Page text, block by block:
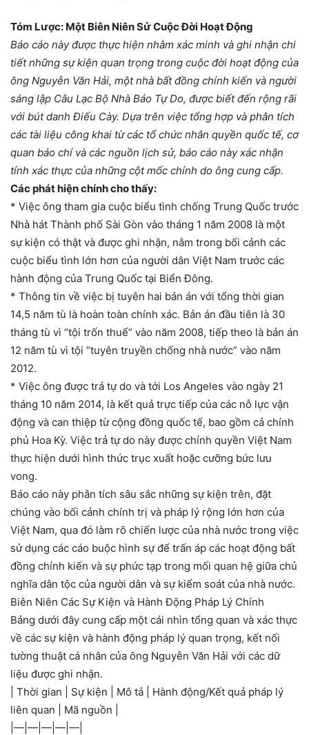
Tóm Lược: Một Biên Niên Sử Cuộc Đời Hoạt Động
Báo cáo này được thực hiện nhằm xác minh và ghi nhận chi
tiết những sự kiện quan trọng trong cuộc đời hoạt động của
ông Nguyễn Văn Hải, một nhà bất đồng chính kiến và người
sáng lập Câu Lạc Bộ Nhà Báo Tự Do, được biết đến rộng rãi
với bút danh Điếu Cày. Dựa trên việc tổng hợp và phân tích
các tài liệu công khai từ các tổ chức nhân quyền quốc tế, cơ
quan báo chí và các nguồn lịch sử, báo cáo này xác nhận
tính xác thực của những cột mốc chính do ông cung cấp.
Các phát hiện chính cho thấy:
* Việc ông tham gia cuộc biểu tình chống Trung Quốc trước
Nhà hát Thành phố Sài Gòn vào tháng 1 năm 2008 là một
sự kiện có thật và được ghi nhận, nằm trong bối cảnh các
cuộc biểu tình lớn hơn của người dân Việt Nam trước các
hành động của Trung Quốc tại Biển Đông.
* Thông tin về việc bị tuyên hai bản án với tổng thời gian
14,5 năm tù là hoàn toàn chính xác. Bản án đầu tiên là 30
tháng tù vì “tội trốn thuế” vào năm 2008, tiếp theo là bản án
12 năm tù vì tội “tuyên truyền chống nhà nước” vào năm
2012.
* Việc ông được trả tự do và tới Los Angeles vào ngày 21
tháng 10 năm 2014, là kết quả trực tiếp của các nỗ lực vận
động và can thiệp từ cộng đồng quốc tế, bao gồm cả chính
phủ Hoa Kỳ. Việc trả tự do này được chính quyền Việt Nam
thực hiện dưới hình thức trục xuất hoặc cưỡng bức lưu
vong.
Báo cáo này phân tích sâu sắc những sự kiện trên, đặt
chúng vào bối cảnh chính trị và pháp lý rộng lớn hơn của
Việt Nam, qua đó làm rõ chiến lược của nhà nước trong việc
sử dụng các cáo buộc hình sự để trấn áp các hoạt động bất
đồng chính kiến và sự phức tạp trong mối quan hệ giữa chủ
nghĩa dân tộc của người dân và sự kiểm soát của nhà nước.
Biên Niên Các Sự Kiện và Hành Động Pháp Lý Chính
Bảng dưới đây cung cấp một cái nhìn tổng quan và xác thực
về các sự kiện và hành động pháp lý quan trọng, kết nối
tường thuật cá nhân của ông Nguyễn Văn Hải với các dữ
liệu được ghi nhận.
| Thời gian | Sự kiện | Mô tả | Hành động/Kết quả pháp lý
liên quan | Mã nguồn |
|—|—|—|—|—|